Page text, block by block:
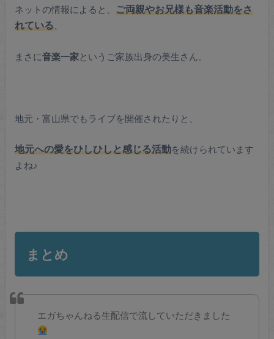
ネットの情報によると、 ご両親やお兄様も音楽活動をさ
れている、
まさに音楽一家というご家族出身の美生さん。
地元・富山県でもライブを開催されたりと、
地元への愛をひしひしと感じる活動を続けられています
よね♪
まとめ
エガちゃんねる生配信で流していただきました